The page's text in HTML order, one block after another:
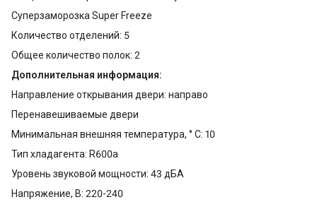
Суперзаморозка Super Freeze
Количество отделений: 5
Общее количество полок: 2
Дополнительная информация:
Направление открывания двери: направо
Перенавешиваемые двери
Минимальная внешняя температура, ° С: 10
Тип хладагента: R600a
Уровень звуковой мощности: 43 дБА
Напряжение, В: 220-240